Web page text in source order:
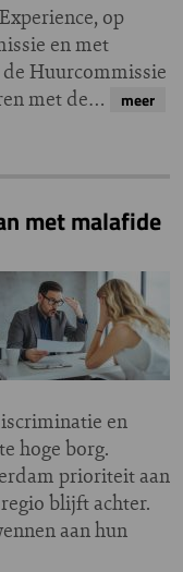
op
en met
Huurcommissie
met de…
meer
met malafide
en
hoge borg.
prioriteit aan
blijft achter.
aan hun